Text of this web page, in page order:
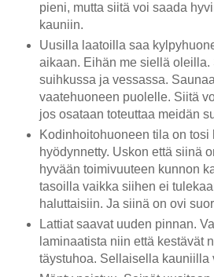
pieni, mutta siitä voi saada
kauniin.
Uusilla laatoilla saa
aikaan. Eihän me siellä oleilla.
suihkussa ja vessassa.
vaatehuoneen puolelle. Siitä
jos osataan toteuttaa meidän
Kodinhoitohuoneen tila on tosi
hyödynnetty. Uskon että siinä
hyvään toimivuuteen kunnon
tasoilla vaikka siihen ei
haluttaisiin. Ja siinä on ovi
Lattiat saavat uuden pinnan.
laminaatista niin että kestävät
täystuhoa. Sellaisella kauniilla